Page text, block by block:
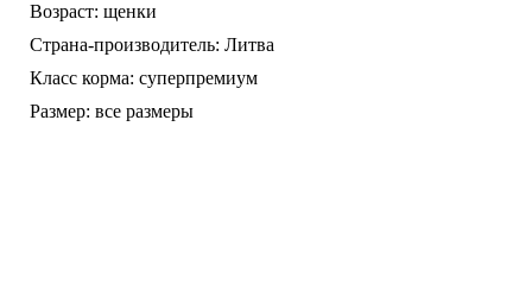
Возраст: щенки
Страна-производитель: Литва
Класс корма: суперпремиум
Размер: все размеры